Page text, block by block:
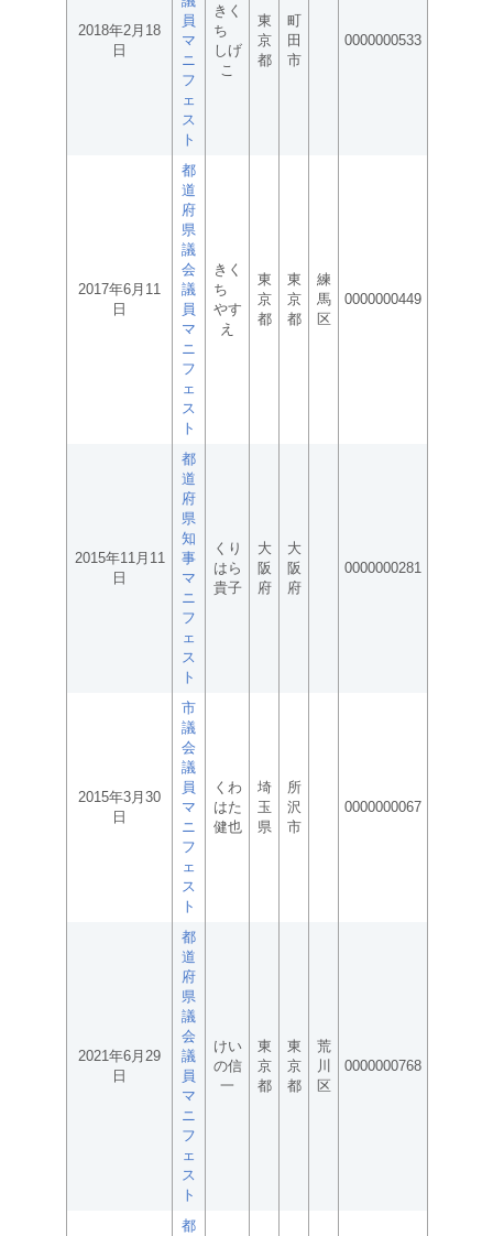
2018年2月18
日
員
マ
ニ
フ
ェ
ス
ト
きく
ち
しげ
こ
東
京
都
町
田
市
0000000533
2017年6月11
日
都
道
府
県
議
会
議
員
マ
ニ
フ
ェ
ス
ト
きく
ち
やす
え
東
京
都
東
京
都
練
馬
区
0000000449
2015年11月11
日
都
道
府
県
知
事
マ
ニ
フ
ェ
ス
ト
くり
はら
貴子
大
阪
府
大
阪
府
0000000281
2015年3月30
日
市
議
会
議
員
マ
ニ
フ
ェ
ス
ト
くわ
はた
健也
埼
玉
県
所
沢
市
0000000067
2021年6月29
日
都
道
府
県
議
会
議
員
マ
ニ
フ
ェ
ス
ト
けい
の信
一
東
京
都
東
京
都
荒
川
区
0000000768
都